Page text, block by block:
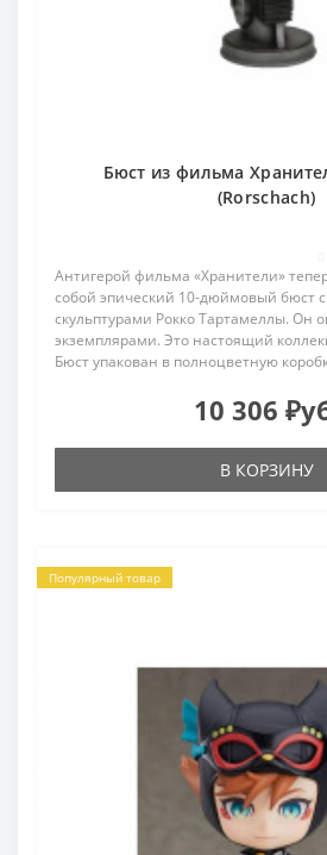
Бюст из фильма
(Rorschach)
Антигерой фильма «Хранители»
собой эпический 10-дюймовый бюст
скульптурами Рокко Тартамеллы. Он
экземплярами. Это настоящий
Бюст упакован в полноцветную
10 306
В КОРЗИНУ
Популярный товар